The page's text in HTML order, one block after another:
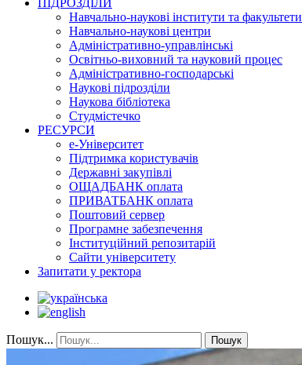
ПІДРОЗДІЛИ
Навчально-наукові інститути та факультети
Навчально-наукові центри
Адміністративно-управлінські
Освітньо-виховний та науковий процес
Адміністративно-господарські
Наукові підрозділи
Наукова бібліотека
Студмістечко
РЕСУРСИ
е-Університет
Підтримка користувачів
Державні закупівлі
ОЩАДБАНК оплата
ПРИВАТБАНК оплата
Поштовий сервер
Програмне забезпечення
Інституційний репозитарій
Сайти університету
Запитати у ректора
Пошук... Пошук